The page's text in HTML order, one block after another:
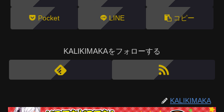
Pocket LINE コピー
KALIKIMAKAをフォローする
KALIKIMAKA